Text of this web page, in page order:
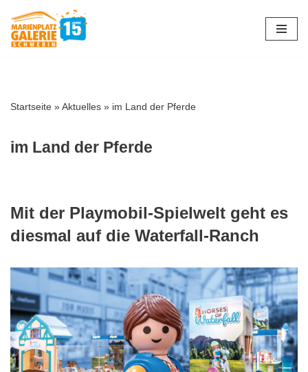
Zum
Startseite »Aktuelles » im Land der Pferde
im Land der Pferde
Mit der Playmobil-Spielwelt geht es
diesmal auf die Waterfall-Ranch